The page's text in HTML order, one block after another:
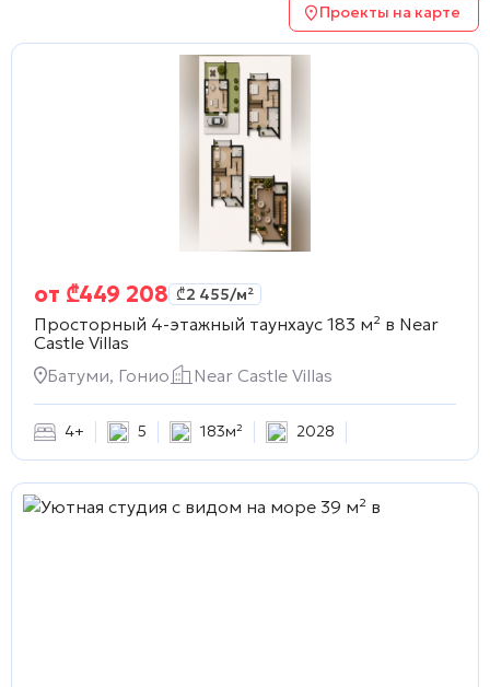
Проекты на карте
от ₾449 208 ₾2 455/м²
Просторный 4-этажный таунхаус 183 м² в Near
Castle Villas
Батуми, Гонио
Near Castle Villas
4+ 5 183м² 2028